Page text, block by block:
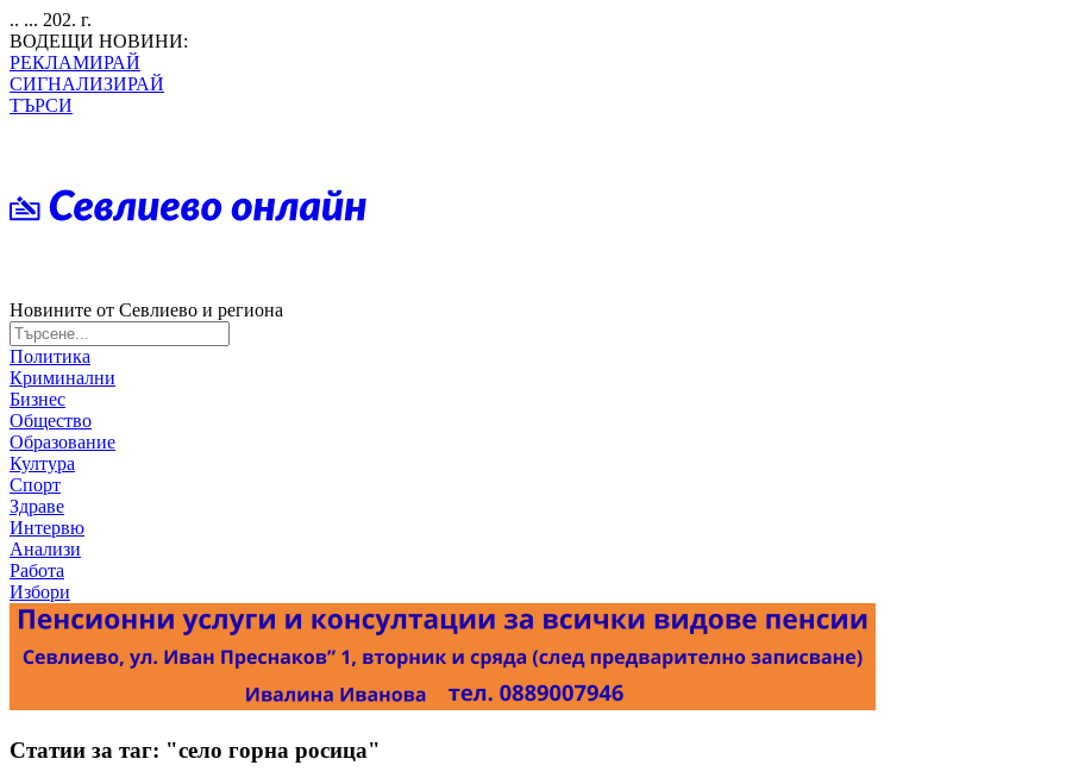
.. ... 202. г.
ВОДЕЩИ НОВИНИ:
РЕКЛАМИРАЙ
СИГНАЛИЗИРАЙ
ТЪРСИ
Новините от Севлиево и региона
Политика
Криминални
Бизнес
Общество
Образование
Култура
Спорт
Здраве
Интервю
Анализи
Работа
Избори
Статии за таг: "село горна росица"